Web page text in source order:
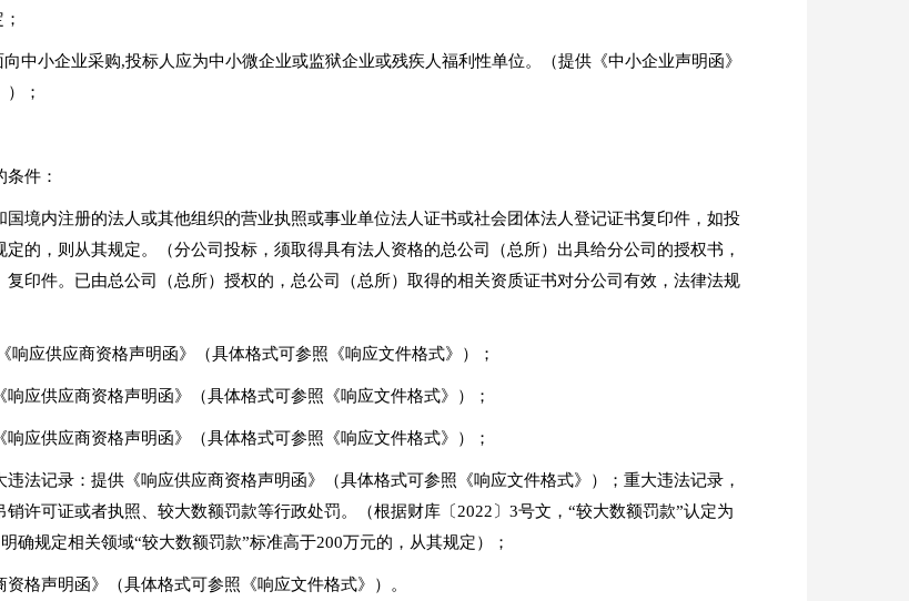
中小企业采购,投标人应为中小微企业或监狱企业或残疾人福利性单位。（提供《中小企业声明函》
；
件：
境内注册的法人或其他组织的营业执照或事业单位法人证书或社会团体法人登记证书复印件，如投
的，则从其规定。（分公司投标，须取得具有法人资格的总公司（总所）出具给分公司的授权书，
印件。已由总公司（总所）授权的，总公司（总所）取得的相关资质证书对分公司有效，法律法规
应供应商资格声明函》（具体格式可参照《响应文件格式》）；
应供应商资格声明函》（具体格式可参照《响应文件格式》）；
应供应商资格声明函》（具体格式可参照《响应文件格式》）；
法记录：提供《响应供应商资格声明函》（具体格式可参照《响应文件格式》）；重大违法记录，
许可证或者执照、较大数额罚款等行政处罚。（根据财库〔2022〕3号文，“较大数额罚款”认定为
确规定相关领域“较大数额罚款”标准高于200万元的，从其规定）；
格声明函》（具体格式可参照《响应文件格式》）。